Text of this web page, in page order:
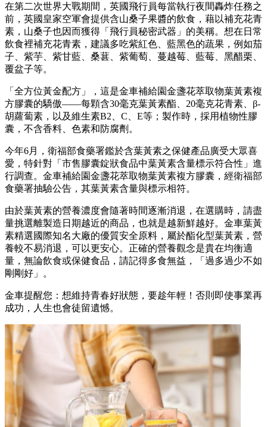
在第二次世界大戰期間，英國飛行員每當執行夜間轟炸任務之
前，英國皇家空軍會提供含山桑子果醬的飲食，藉以補充花青
素，山桑子也因而獲得「飛行員秘密武器」的美稱。想在日常
飲食裡補充花青素，建議多吃紫紅色、藍黑色的蔬果，例如茄
子、紫芋、紫甘藍、桑葚、紫葡萄、蔓越莓、藍莓、黑醋栗、
覆盆子等。
「全方位黃金配方」，這是金車補給園金盞花萃取物葉黃素複
方膠囊的驕傲——每顆含30毫克葉黃素酯、20毫克花青素、β-
胡蘿蔔素，以及維生素B2、C、E等；製作時，採用植物性膠
囊，不含香料、色素和防腐劑。
今年6月，衛福部食藥署鑑於含葉黃素之保健產品廣受大眾喜
愛，特針對「市售膠囊錠狀食品中葉黃素含量標示符合性」進
行調查。金車補給園金盞花萃取物葉黃素複方膠囊，經衛福部
食藥署抽驗公告，其葉黃素含量與標示相符。
由於葉黃素的營養濃度會隨著時間逐漸消退，在選購時，請盡
量挑選離製造日期越近的商品，也就是越新鮮越好。金車葉黃
素精選國際知名大廠的優質安全原料，屬於酯化型葉黃素，營
養較不易消退，可以更安心。正確的營養觀念是貴在均衡適
量，無論飲食或保健食品，請記得多食無益，「過多過少不如
剛剛好」。
金車提醒您：想維持青春好狀態，要趁年輕！否則即使事業再
成功，人生也會徒留遺憾。